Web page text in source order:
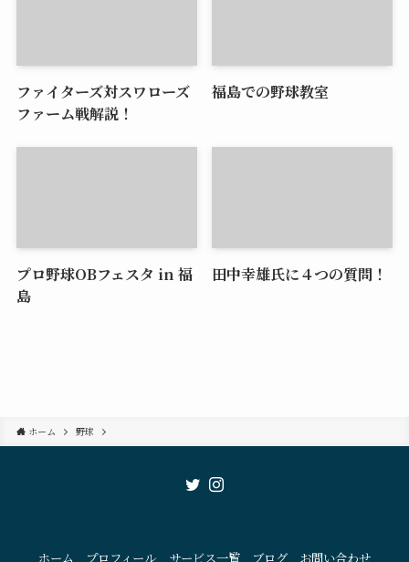
ファイターズ対スワローズ
ファーム戦解説！
福島での野球教室
プロ野球OBフェスタ in 福
島
田中幸雄氏に４つの質問！
ホーム 野球
ホーム プロフィール サービス一覧 ブログ お問い合わせ